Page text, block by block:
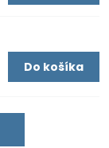
Do košíka